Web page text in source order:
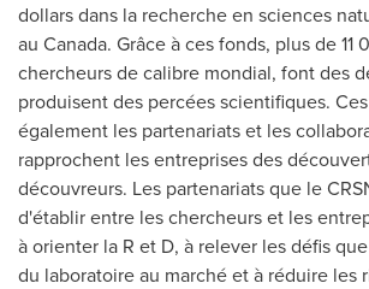
dollars dans la recherche en sciences
au Canada. Grâce à ces fonds, plus de 11
chercheurs de calibre mondial, font des
produisent des percées scientifiques.
également les partenariats et les
rapprochent les entreprises des
découvreurs. Les partenariats que le
d'établir entre les chercheurs et les
à orienter la R et D, à relever les défis
du laboratoire au marché et à réduire les